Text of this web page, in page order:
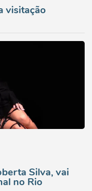
visitação
Silva, vai
no Rio